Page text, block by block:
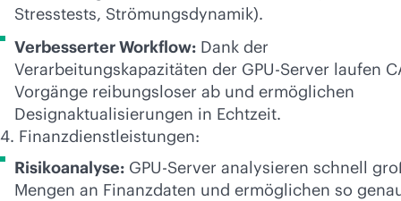
Stresstests, Strömungsdynamik).
Verbesserter Workflow: Dank der
Verarbeitungskapazitäten der GPU-Server laufen
Vorgänge reibungsloser ab und ermöglichen
Designaktualisierungen in Echtzeit.
4. Finanzdienstleistungen:
Risikoanalyse: GPU-Server analysieren schnell
Mengen an Finanzdaten und ermöglichen so